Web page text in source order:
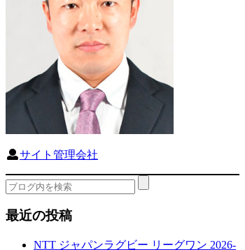
サイト管理会社
最近の投稿
NTT ジャパンラグビー リーグワン 2026-